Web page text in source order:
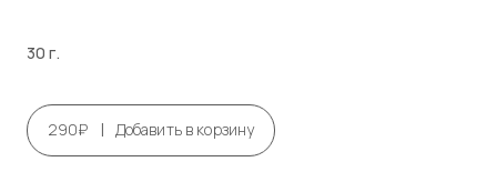
30 г.
290₽ | Добавить в корзину